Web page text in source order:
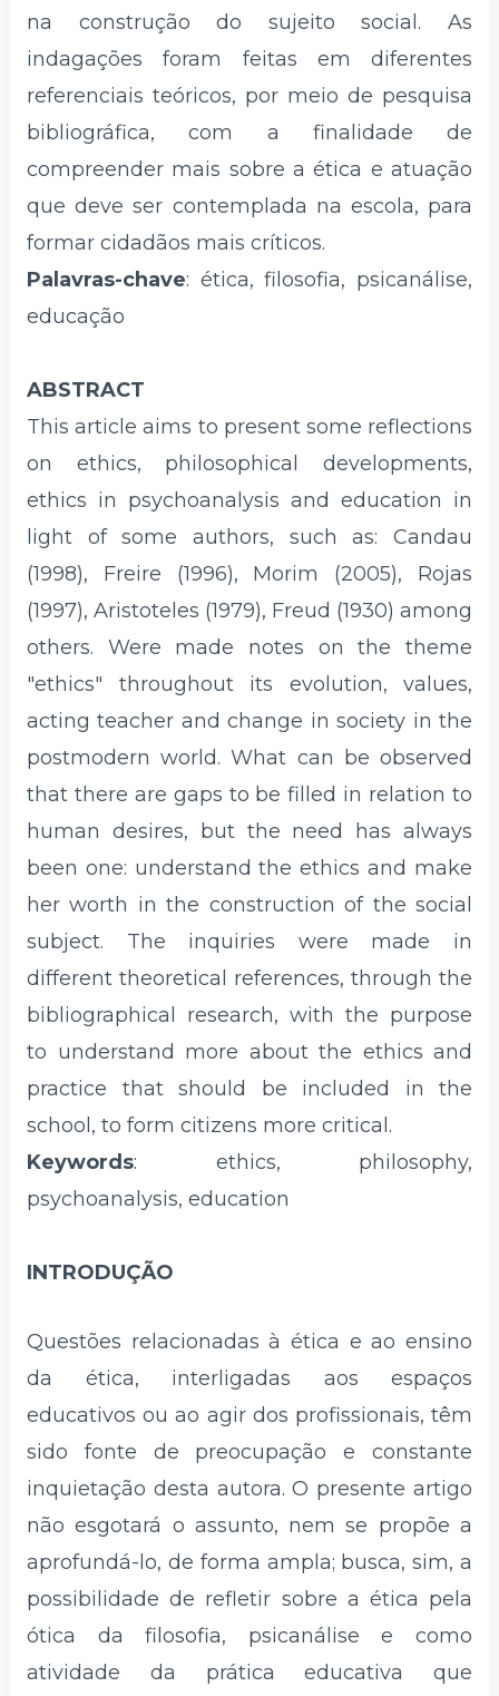
na construção do sujeito social. As
indagações foram feitas em diferentes
referenciais teóricos, por meio de pesquisa
bibliográfica, com a finalidade de
compreender mais sobre a ética e atuação
que deve ser contemplada na escola, para
formar cidadãos mais críticos.
Palavras-chave: ética, filosofia, psicanálise,
educação
ABSTRACT
This article aims to present some reflections
on ethics, philosophical developments,
ethics in psychoanalysis and education in
light of some authors, such as: Candau
(1998), Freire (1996), Morim (2005), Rojas
(1997), Aristoteles (1979), Freud (1930) among
others. Were made notes on the theme
"ethics" throughout its evolution, values,
acting teacher and change in society in the
postmodern world. What can be observed
that there are gaps to be filled in relation to
human desires, but the need has always
been one: understand the ethics and make
her worth in the construction of the social
subject. The inquiries were made in
different theoretical references, through the
bibliographical research, with the purpose
to understand more about the ethics and
practice that should be included in the
school, to form citizens more critical.
Keywords: ethics, philosophy,
psychoanalysis, education
INTRODUÇÃO
Questões relacionadas à ética e ao ensino
da ética, interligadas aos espaços
educativos ou ao agir dos profissionais, têm
sido fonte de preocupação e constante
inquietação desta autora. O presente artigo
não esgotará o assunto, nem se propõe a
aprofundá-lo, de forma ampla; busca, sim, a
possibilidade de refletir sobre a ética pela
ótica da filosofia, psicanálise e como
atividade da prática educativa que